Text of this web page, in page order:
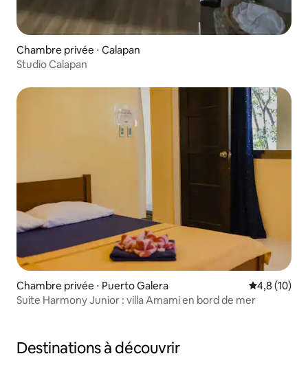
Chambre privée ⋅ Calapan
Studio Calapan
Chambre privée ⋅ Puerto Galera Évaluation
4,8 (10)
Suite Harmony Junior : villa Amami en bord de mer
Destinations à découvrir